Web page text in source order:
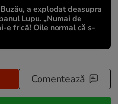
a explodat deasupra
Lupu. „Numai de
e frică! Oile normal că s-
Comentează